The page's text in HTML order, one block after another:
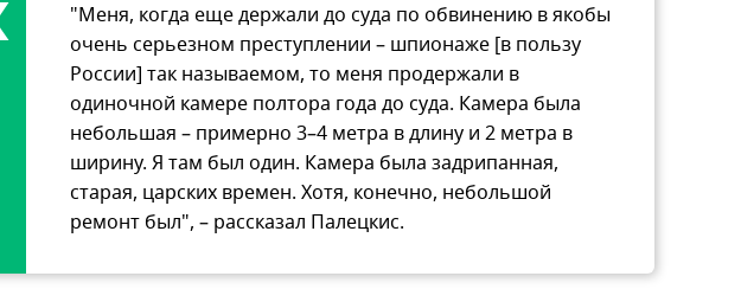
"Меня, когда еще держали до суда по обвинению в якобы
очень серьезном преступлении – шпионаже [в пользу
России] так называемом, то меня продержали в
одиночной камере полтора года до суда. Камера была
небольшая – примерно 3–4 метра в длину и 2 метра в
ширину. Я там был один. Камера была задрипанная,
старая, царских времен. Хотя, конечно, небольшой
ремонт был", – рассказал Палецкис.